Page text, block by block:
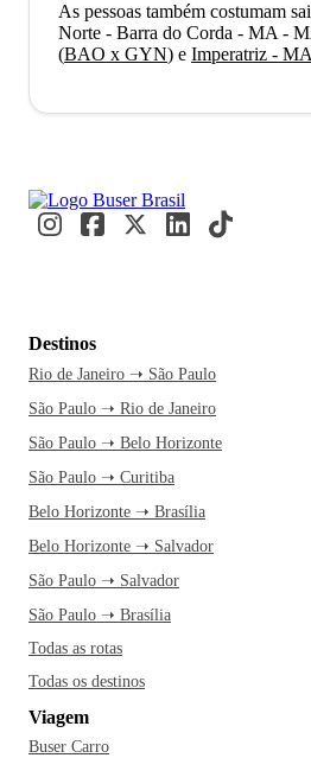
As pessoas também costumam
Norte - Barra do Corda - MA -
(BAO x GYN) e Imperatriz - MA
Destinos
Rio de Janeiro ➝ São Paulo
São Paulo ➝ Rio de Janeiro
São Paulo ➝ Belo Horizonte
São Paulo ➝ Curitiba
Belo Horizonte ➝ Brasília
Belo Horizonte ➝ Salvador
São Paulo ➝ Salvador
São Paulo ➝ Brasília
Todas as rotas
Todas os destinos
Viagem
Buser Carro